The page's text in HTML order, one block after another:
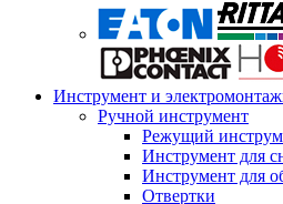
Инструмент и
Ручной инструмент
Режущий
Инструмент для
Инструмент для
Отвертки